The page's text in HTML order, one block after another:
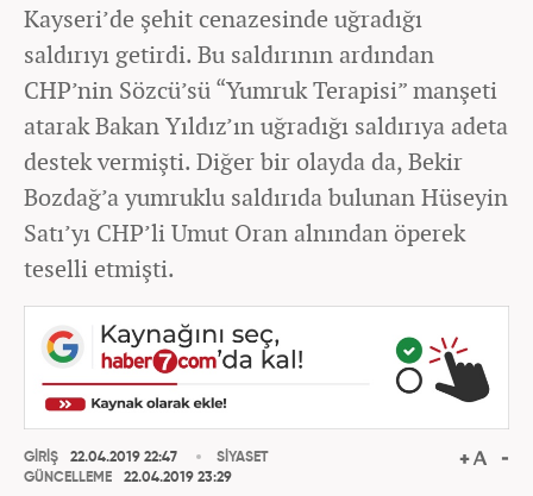
Kayseri’de şehit cenazesinde uğradığı
saldırıyı getirdi. Bu saldırının ardından
CHP’nin Sözcü’sü “Yumruk Terapisi” manşeti
atarak Bakan Yıldız’ın uğradığı saldırıya adeta
destek vermişti. Diğer bir olayda da, Bekir
Bozdağ’a yumruklu saldırıda bulunan Hüseyin
Satı’yı CHP’li Umut Oran alnından öperek
teselli etmişti.
GİRİŞ
22.04.2019 22:47
GÜNCELLEME
22.04.2019 23:29
SİYASET